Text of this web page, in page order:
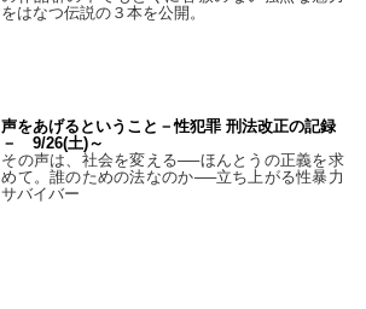
をはなつ伝説の３本を公開。
声をあげるということ－性犯罪 刑法改正の記録
－ 9/26(土)～
その声は、社会を変える──ほんとうの正義を求
めて。誰のための法なのか──立ち上がる性暴力
サバイバー